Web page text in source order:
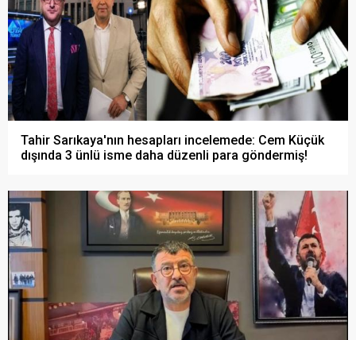
Tahir Sarıkaya'nın hesapları incelemede: Cem Küçük
dışında 3 ünlü isme daha düzenli para göndermiş!